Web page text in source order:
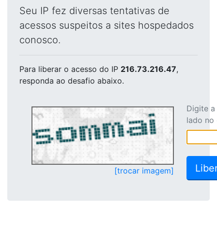
Seu IP fez diversas tentativas de
acessos suspeitos a sites hospedados
conosco.
Para liberar o acesso do IP 216.73.216.47,
responda ao desafio abaixo.
[trocar imagem]
Digite
lado no